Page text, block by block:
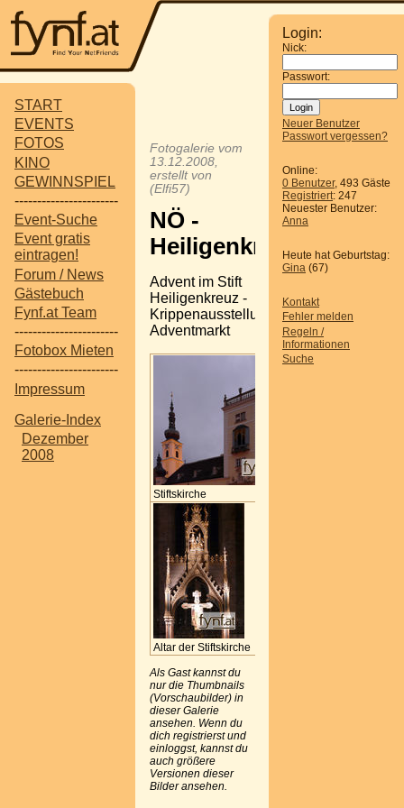
START
EVENTS
FOTOS
KINO
GEWINNSPIEL
-----------------------
Event-Suche
Event gratis
eintragen!
Forum / News
Gästebuch
Fynf.at Team
-----------------------
Fotobox Mieten
-----------------------
Impressum
Galerie-Index
Dezember
2008
Login:
Nick:
Passwort:
Neuer Benutzer
Passwort vergessen?
Online:
0 Benutzer, 493 Gäste
Registriert: 247
Neuester Benutzer:
Anna
Heute hat Geburtstag:
Gina (67)
Kontakt
Fehler melden
Regeln /
Informationen
Suche
Fotogalerie vom
13.12.2008,
erstellt von
(Elfi57)
NÖ -
Heiligenkreuz
Advent im Stift
Heiligenkreuz -
Krippenausstellung,
Adventmarkt
Stiftskirche
Altar der Stiftskirche
Als Gast kannst du
nur die Thumbnails
(Vorschaubilder) in
dieser Galerie
ansehen. Wenn du
dich registrierst und
einloggst, kannst du
auch größere
Versionen dieser
Bilder ansehen.